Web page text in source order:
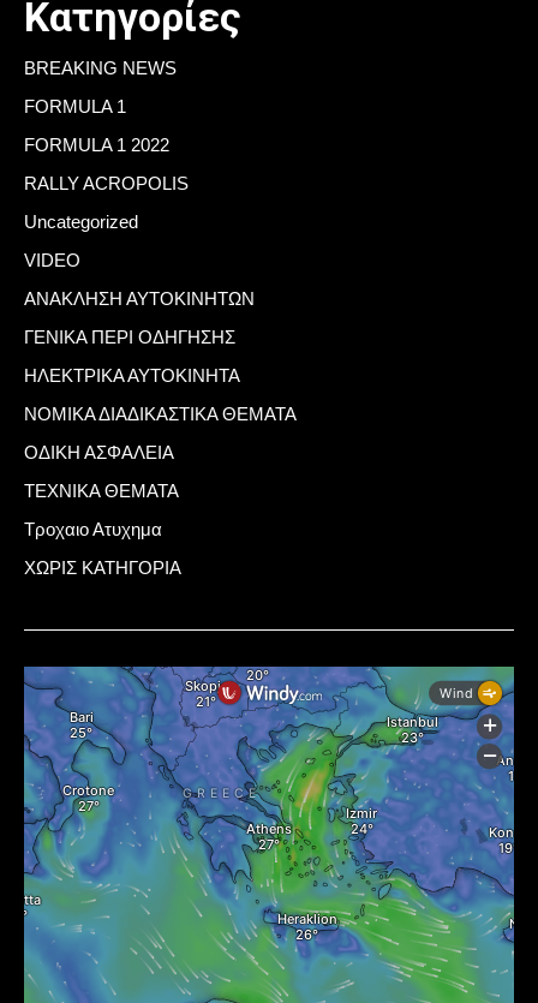
Κατηγορίες
BREAKING NEWS
FORMULA 1
FORMULA 1 2022
RALLY ACROPOLIS
Uncategorized
VIDEO
ΑΝΑΚΛΗΣΗ ΑΥΤΟΚΙΝΗΤΩΝ
ΓΕΝΙΚΑ ΠΕΡΙ ΟΔΗΓΗΣΗΣ
ΗΛΕΚΤΡΙΚΑ ΑΥΤΟΚΙΝΗΤΑ
ΝΟΜΙΚΑ ΔΙΑΔΙΚΑΣΤΙΚΑ ΘΕΜΑΤΑ
ΟΔΙΚΗ ΑΣΦΑΛΕΙΑ
ΤΕΧΝΙΚΑ ΘΕΜΑΤΑ
Τροχαιο Ατυχημα
ΧΩΡΙΣ ΚΑΤΗΓΟΡΙΑ